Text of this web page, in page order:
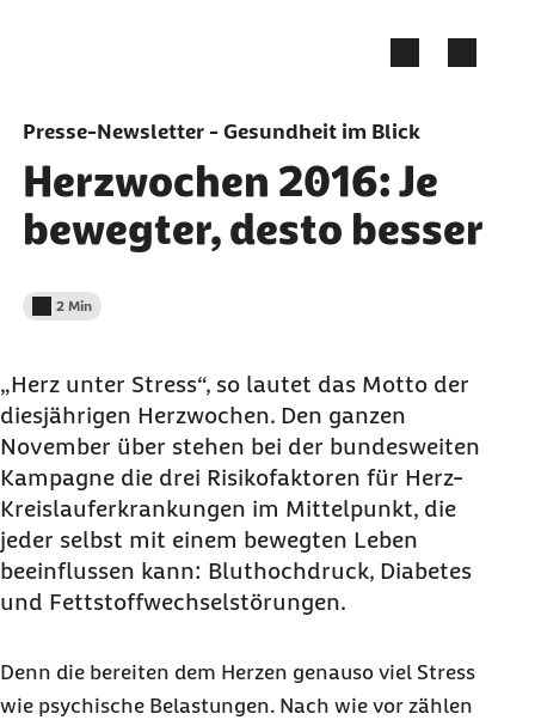
Presse-Newsletter - Gesundheit im Blick
Herzwochen 2016: Je
bewegter, desto besser
Lesedauer weniger als
2 Min
„Herz unter Stress“, so lautet das Motto der
diesjährigen Herzwochen. Den ganzen
November über stehen bei der bundesweiten
Kampagne die drei Risikofaktoren für Herz-
Kreislauferkrankungen im Mittelpunkt, die
jeder selbst mit einem bewegten Leben
beeinflussen kann: Bluthochdruck, Diabetes
und Fettstoffwechselstörungen.
Denn die bereiten dem Herzen genauso viel Stress
wie psychische Belastungen. Nach wie vor zählen